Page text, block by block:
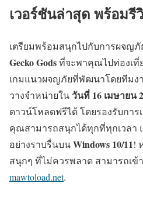
เวอร์ชันล่าสุด พร้อมรี
เตรียมพร้อมสนุกไปกับการผจญ
Gecko Godsที่จะพาคุณไปท่องเที่
เกมแนวผจญภัยที่พัฒนาโดยทีมง
วางจำหน่ายในวันที่ 16 เมษายน
ดาวน์โหลดฟรีได้ โดยรองรับกา
คุณสามารถสนุกได้ทุกที่ทุกเวลา
อย่างราบรื่นบนWindows 10/11!
สนุกๆ ที่ไม่ควรพลาด สามารถเข้
mawtoload.net.